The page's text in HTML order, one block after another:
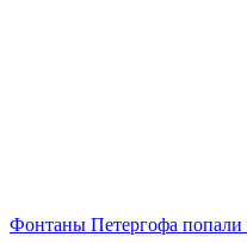
Фонтаны Петергофа попали